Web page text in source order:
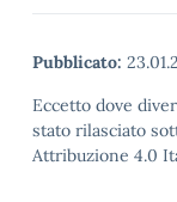
Pubblicato:
Eccetto dove
stato rilasciato
Attribuzione 4.0